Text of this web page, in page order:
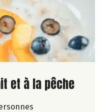
et à la pêche